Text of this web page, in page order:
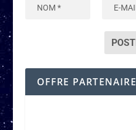
OFFRE PARTENAIRE